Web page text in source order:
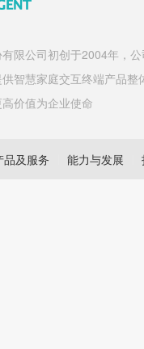
限公司初创于2004年，
智慧家庭交互终端产品整
价值为企业使命
品及服务 能力与发展